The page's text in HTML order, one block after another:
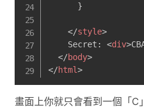
}
</style>
    Secret:
<div>
</body>
</html>
畫面上你就只會看到一個「C